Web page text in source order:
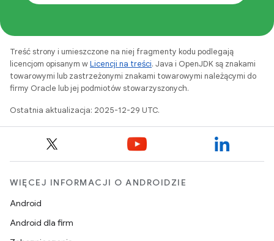
Treść strony i umieszczone na niej fragmenty kodu podlegają
licencjom opisanym wLicencji na treści. Java i OpenJDK są znakami
towarowymi lub zastrzeżonymi znakami towarowymi należącymi do
firmy Oracle lub jej podmiotów stowarzyszonych.
Ostatnia aktualizacja: 2025-12-29 UTC.
WIĘCEJ INFORMACJI O ANDROIDZIE
Android
Android dla firm